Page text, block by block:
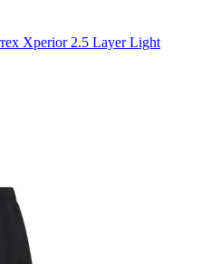
Xperior 2.5 Layer Light